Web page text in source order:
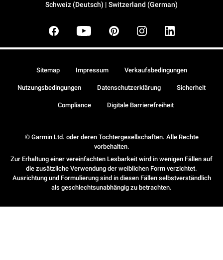
Schweiz (Deutsch) | Switzerland (German)
© Garmin Ltd. oder deren Tochtergesellschaften. Alle Rechte
vorbehalten.
Zur Erhaltung einer vereinfachten Lesbarkeit wird in wenigen Fällen auf
die zusätzliche Verwendung der weiblichen Form verzichtet.
Ausrichtung und Formulierung sind in diesen Fällen selbstverständlich
als geschlechtsunabhängig zu betrachten.
Sitemap Impressum Verkaufsbedingungen
Nutzungsbedingungen Datenschutzerklärung Sicherheit
Compliance Digitale Barrierefreiheit